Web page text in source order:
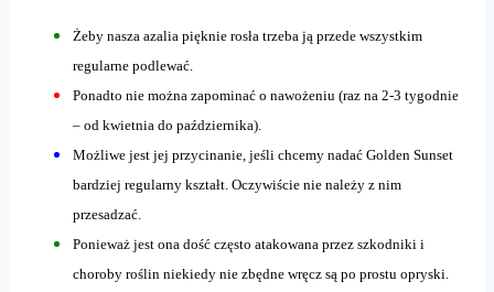
Żeby nasza azalia pięknie rosła trzeba ją przede wszystkim
regularne podlewać.
Ponadto nie można zapominać o nawożeniu (raz na 2-3 tygodnie
– od kwietnia do października).
Możliwe jest jej przycinanie, jeśli chcemy nadać Golden Sunset
bardziej regularny kształt. Oczywiście nie należy z nim
przesadzać.
Ponieważ jest ona dość często atakowana przez szkodniki i
choroby roślin niekiedy nie zbędne wręcz są po prostu opryski.